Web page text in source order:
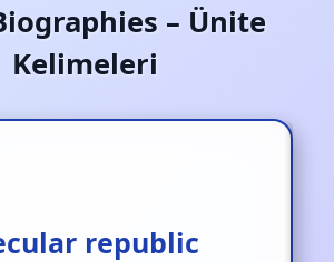
– Ünite
Kelimeleri
republic
cumhuriyet